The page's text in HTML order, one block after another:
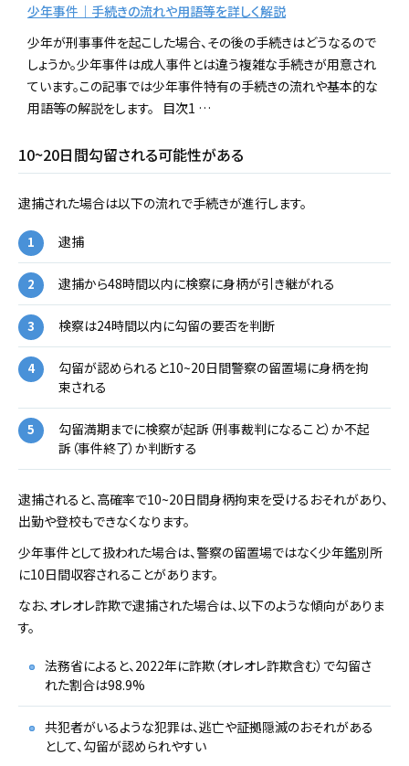
少年事件｜手続きの流れや用語等を詳しく解説
少年が刑事事件を起こした場合、その後の手続きはどうなるので
しょうか。少年事件は成人事件とは違う複雑な手続きが用意され
ています。この記事では少年事件特有の手続きの流れや基本的な
用語等の解説をします。 目次1 …
10~20日間勾留される可能性がある
逮捕された場合は以下の流れで手続きが進行します。
逮捕
逮捕から48時間以内に検察に身柄が引き継がれる
検察は24時間以内に勾留の要否を判断
勾留が認められると10~20日間警察の留置場に身柄を拘
束される
勾留満期までに検察が起訴（刑事裁判になること）か不起
訴（事件終了）か判断する
逮捕されると、高確率で10~20日間身柄拘束を受けるおそれがあり、
出勤や登校もできなくなります。
少年事件として扱われた場合は、警察の留置場ではなく少年鑑別所
に10日間収容されることがあります。
なお、オレオレ詐欺で逮捕された場合は、以下のような傾向がありま
す。
法務省によると、2022年に詐欺（オレオレ詐欺含む）で勾留さ
れた割合は98.9%
共犯者がいるような犯罪は、逃亡や証拠隠滅のおそれがある
として、勾留が認められやすい